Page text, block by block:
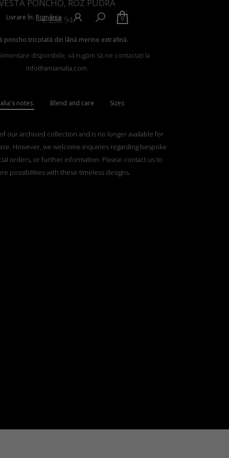
Livrare în: România 0
PONCHO, ROZ PUDRĂ
€238.94
poncho tricotată din lână merino extrafină.
disponibile, vă rugăm să ne contactați la
info@amiamalia.com.
notes. Blend and care Sizes
our archived collection and is no longer available for
However, we welcome inquiries regarding bespoke
orders, or further information. Please contact us to
possibilities with these timeless designs.